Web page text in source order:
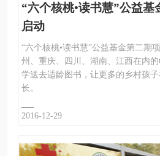
“六个核桃•读书慧”公益
启动
“六个核桃•读书慧”公益基金第二期
州、重庆、四川、湖南、江西在内
学送去适龄图书，让更多的乡村孩
长。
2016-12-29